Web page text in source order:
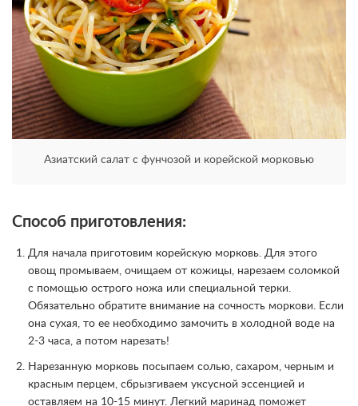
Азиатский салат с фунчозой и корейской морковью
Способ приготовления:
Для начала приготовим корейскую морковь. Для этого
овощ промываем, очищаем от кожицы, нарезаем соломкой
с помощью острого ножа или специальной терки.
Обязательно обратите внимание на сочность моркови. Если
она сухая, то ее необходимо замочить в холодной воде на
2-3 часа, а потом нарезать!
Нарезанную морковь посыпаем солью, сахаром, черным и
красным перцем, сбрызгиваем уксусной эссенцией и
оставляем на 10-15 минут. Легкий маринад поможет